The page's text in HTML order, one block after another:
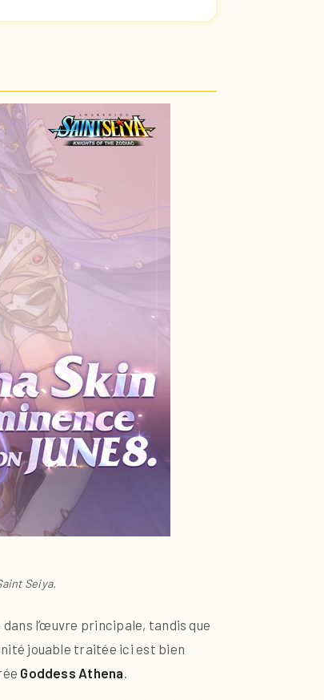
Seiya.
l’œuvre principale, tandis que
jouable traitée ici est bien
Goddess Athena